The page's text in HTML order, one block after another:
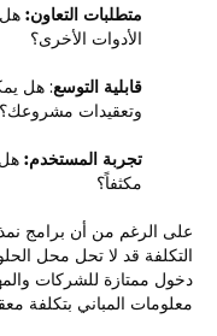
متطلبات التعاون:
الأدوات الأخرى؟
قابلية التوسع: هل
وتعقيدات مشروعك؟
تجربة المستخدم:
مكثفاً؟
على الرغم من أن برامج
التكلفة قد لا تحل محل
دخول ممتازة للشركات
معلومات المباني بتكلفة